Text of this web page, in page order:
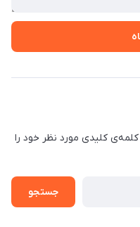
کلیدی مورد نظر خود را
جستجو